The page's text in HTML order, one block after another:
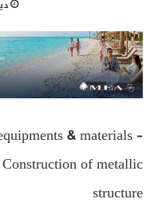
& materials –
of metallic
structure